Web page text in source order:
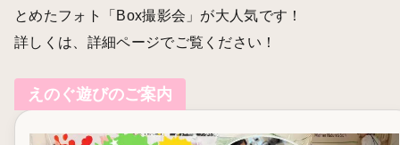
とめたフォト「Box撮影会」が大人気です！
詳しくは、詳細ページでご覧ください！
えのぐ遊びのご案内